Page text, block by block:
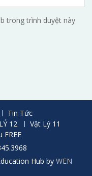
trong trình duyệt này
Tin Tức
12
Vật Lý 11
FREE
Hub by WEN